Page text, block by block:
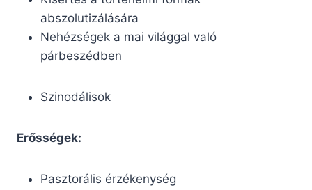
abszolutizálására
Nehézségek a mai világgal való
párbeszédben
Szinodálisok
Erősségek:
Pasztorális érzékenység